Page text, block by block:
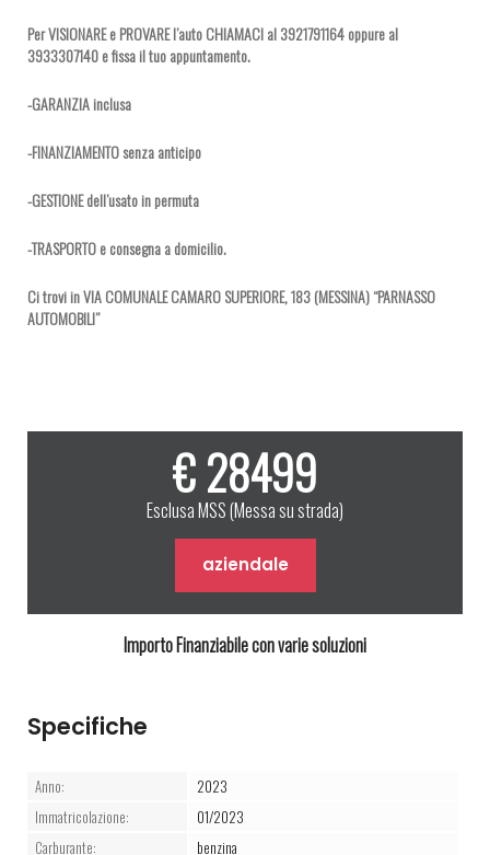
Per VISIONARE e PROVARE l’auto CHIAMACI al 3921791164 oppure al
3933307140 e fissa il tuo appuntamento.
-GARANZIA inclusa
-FINANZIAMENTO senza anticipo
-GESTIONE dell’usato in permuta
-TRASPORTO e consegna a domicilio.
Ci trovi in VIA COMUNALE CAMARO SUPERIORE, 183 (MESSINA) “PARNASSO
AUTOMOBILI”
€ 28499
Esclusa MSS (Messa su strada)
aziendale
Importo Finanziabile con varie soluzioni
Specifiche
Anno:
2023
Immatricolazione:
01/2023
Carburante:
benzina